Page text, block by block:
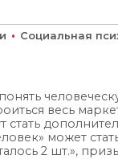
• Социальная
весь
стать
может
2 шт.»,